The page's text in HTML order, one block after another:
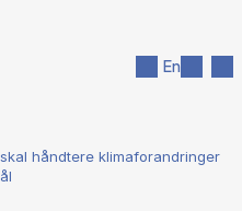
En
håndtere klimaforandringer